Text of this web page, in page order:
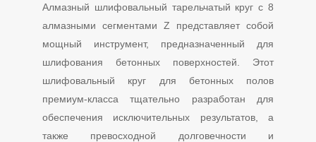
Алмазный шлифовальный тарельчатый круг с 8
алмазными сегментами Z представляет собой
мощный инструмент, предназначенный для
шлифования бетонных поверхностей. Этот
шлифовальный круг для бетонных полов
премиум-класса тщательно разработан для
обеспечения исключительных результатов, а
также превосходной долговечности и